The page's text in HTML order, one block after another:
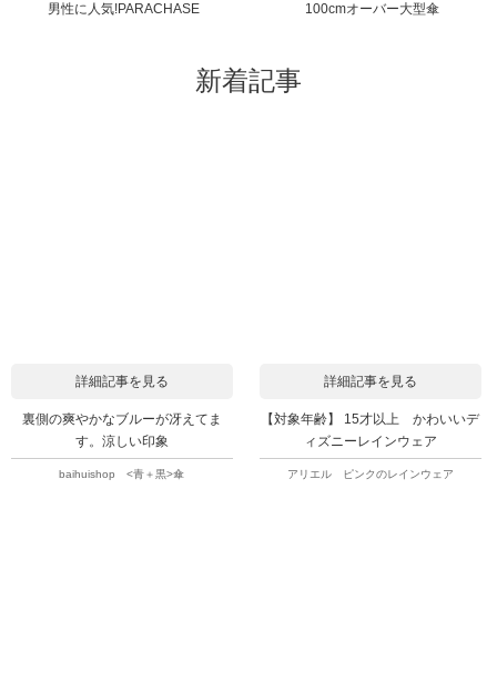
男性に人気!PARACHASE 100cmオーバー大型傘
新着記事
詳細記事を見る
裏側の爽やかなブルーが冴えてま
す。涼しい印象
baihuishop <青＋黒>傘
詳細記事を見る
【対象年齢】 15才以上 かわいいデ
ィズニーレインウェア
アリエル ピンクのレインウェア